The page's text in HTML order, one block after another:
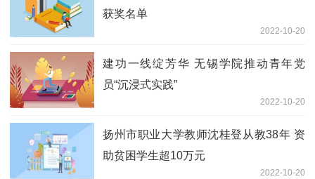
获奖名单
2022-10-20
建功一线绽芳华 无锡学院推动青年党
员“沉浸式实践”
2022-10-20
扬州市职业大学教师沈桂登从教38年 资
助贫困学生超10万元
2022-10-20